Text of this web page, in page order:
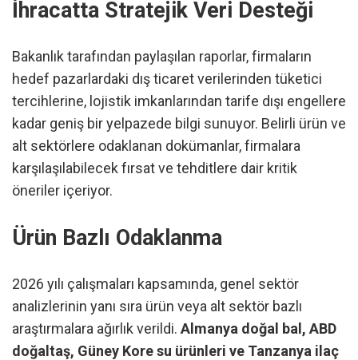
İhracatta Stratejik Veri Desteği
Bakanlık tarafından paylaşılan raporlar, firmaların
hedef pazarlardaki dış ticaret verilerinden tüketici
tercihlerine, lojistik imkanlarından tarife dışı engellere
kadar geniş bir yelpazede bilgi sunuyor. Belirli ürün ve
alt sektörlere odaklanan dokümanlar, firmalara
karşılaşılabilecek fırsat ve tehditlere dair kritik
öneriler içeriyor.
Ürün Bazlı Odaklanma
2026 yılı çalışmaları kapsamında, genel sektör
analizlerinin yanı sıra ürün veya alt sektör bazlı
araştırmalara ağırlık verildi. Almanya doğal bal, ABD
doğaltaş, Güney Kore su ürünleri ve Tanzanya ilaç